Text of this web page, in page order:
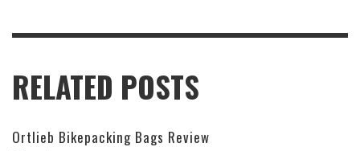
RELATED POSTS
Ortlieb Bikepacking Bags Review